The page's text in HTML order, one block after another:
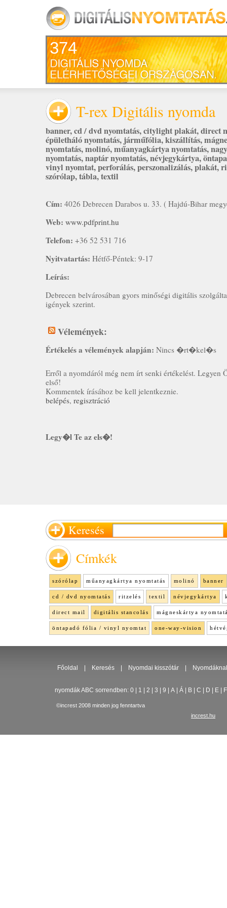
374
T-rex Digitális nyomda
banner,cd / dvd nyomtatás,citylight plakát,direct
épületháló nyomtatás, járműfólia,kiszállítás,
nyomtatás,molinó,műanyagkártya nyomtatás,
nyomtatás,naptár nyomtatás,névjegykártya,
vinyl nyomtat,perforálás,perszonalizálás,plakát,
szórólap,tábla,textil
Cím: 4026 Debrecen Darabos u. 33. ( Hajdú-Bihar
Web: www.pdfprint.hu
Telefon: +36 52 531 716
Nyitvatartás: Hétfő-Péntek: 9-17
Leírás:
Debrecen belvárosában gyors minőségi digitális
igények szerint.
Vélemények:
Értékelés a vélemények alapján: Nincs �rt�kel�s
Erről a nyomdáról még nem írt senki értékelést. Legyen
első!
Kommentek írásához be kell jelentkeznie.
belépés, regisztráció
Legy�l Te az els�!
Keresés
Címkék
szórólap műanyagkártya nyomtatás molinó banner
cd / dvd nyomtatás ritzelés textil névjegykártya
direct mail digitális stancolás mágneskártya
öntapadó fólia / vinyl nyomtat one-way-vision
Főoldal Keresés Nyomdai kisszótár
nyomdák ABC sorrendben: 0 1 2 3 9 A Á B C D E F
©increst 2008 minden jog fenntartva
increst.hu